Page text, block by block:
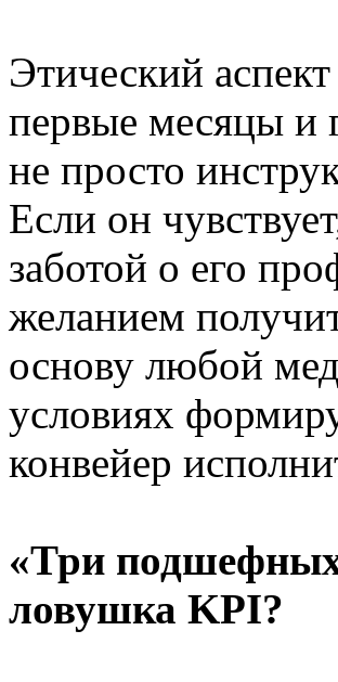
Этический
первые месяцы и
не просто
Если он
заботой о его
желанием
основу любой
условиях
конвейер
«Три
ловушка KPI?